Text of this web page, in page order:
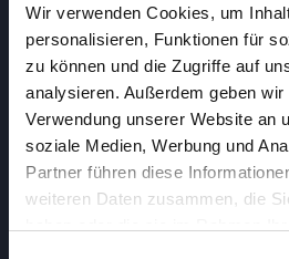
Wir verwenden Cookies, um
personalisieren, Funktionen für
zu können und die Zugriffe auf
analysieren. Außerdem geben
Verwendung unserer Website an
soziale Medien, Werbung und
Partner führen diese
weiteren Daten zusammen, die
Investspiel
ÜberInvestspiel
Datenschutzerklärung